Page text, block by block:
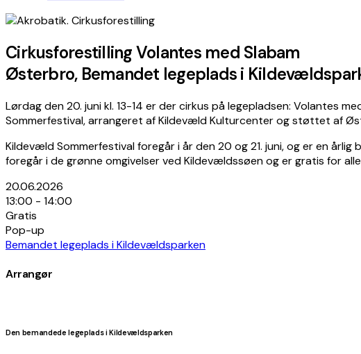
Cirkusforestilling Volantes med Slabam
Østerbro, Bemandet legeplads i
Lørdag den 20. juni kl. 13-14 er der cirkus på legepladsen: Volantes
Sommerfestival, arrangeret af Kildevæld Kulturcenter og støttet af
Kildevæld Sommerfestival foregår i år den 20 og 21. juni, og er en
foregår i de grønne omgivelser ved Kildevældssøen og er gratis for
20.06.2026
13:00 - 14:00
Gratis
Pop-up
Bemandet legeplads i Kildevældsparken
Arrangør
Den bemandede legeplads i Kildevældsparken